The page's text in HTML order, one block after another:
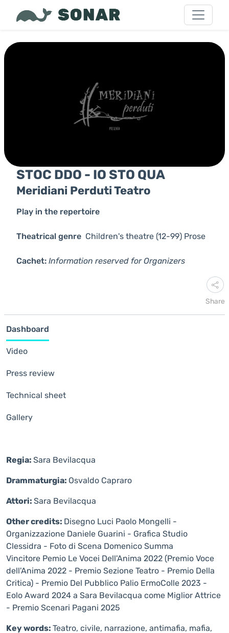
STOC DDO - IO STO QUA
Meridiani Perduti Teatro
Play in the repertoire
Theatrical genre Children's theatre (12-99) Prose
Cachet: Information reserved for Organizers
Share
Dashboard
Video
Press review
Technical sheet
Gallery
Regia: Sara Bevilacqua
Drammaturgia: Osvaldo Capraro
Attori: Sara Bevilacqua
Other credits: Disegno Luci Paolo Mongelli -
Organizzazione Daniele Guarini - Grafica Studio
Clessidra - Foto di Scena Domenico Summa
Vincitore Pemio Le Vocei Dell'Anima 2022 (Premio Voce
dell'Anima 2022 - Premio Sezione Teatro - Premio Della
Critica) - Premio Del Pubblico Palio ErmoColle 2023 -
Eolo Award 2024 a Sara Bevilacqua come Miglior Attrice
- Premio Scenari Pagani 2025
Key words: Teatro, civile, narrazione, antimafia, mafia,